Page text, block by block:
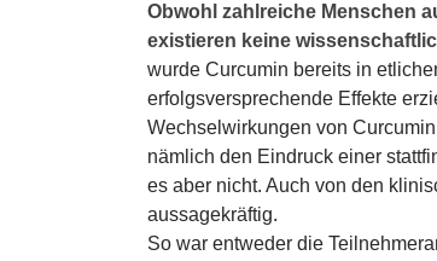
Obwohl zahlreiche Menschen
existieren keine
wurde Curcumin bereits in
erfolgsversprechende Effekte
Wechselwirkungen von
nämlich den Eindruck einer
es aber nicht. Auch von den
aussagekräftig.
So war entweder die